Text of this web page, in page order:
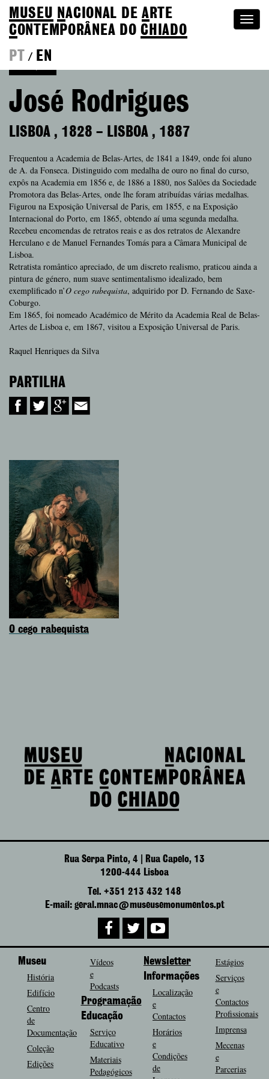
MUSEU NACIONAL DEA RTE
CONTEMPORÂNEA DOCHIADO
PT
/ EN
José Rodrigues
LISBOA , 1828 – LISBOA , 1887
Frequentou a Academia de Belas-Artes, de 1841 a 1849, onde foi aluno
de A. da Fonseca. Distinguido com medalha de ouro no final do curso,
expôs na Academia em 1856 e, de 1886 a 1880, nos Salões da Sociedade
Promotora das Belas-Artes, onde lhe foram atribuídas várias medalhas.
Figurou na Exposição Universal de Paris, em 1855, e na Exposição
Internacional do Porto, em 1865, obtendo aí uma segunda medalha.
Recebeu encomendas de retratos reais e as dos retratos de Alexandre
Herculano e de Manuel Fernandes Tomás para a Câmara Municipal de
Lisboa.
Retratista romântico apreciado, de um discreto realismo, praticou ainda a
pintura de género, num suave sentimentalismo idealizado, bem
exemplificado n’O cego rabequista, adquirido por D. Fernando de Saxe-
Coburgo.
Em 1865, foi nomeado Académico de Mérito da Academia Real de Belas-
Artes de Lisboa e, em 1867, visitou a Exposição Universal de Paris.
Raquel Henriques da Silva
PARTILHA
O cego rabequista
Rua Serpa Pinto, 4 | Rua Capelo, 13
1200-444 Lisboa
Tel. +351 213 432 148
E-mail: geral.mnac@museusemonumentos.pt
Museu
História
Edifício
Centro
de
Documentação
Coleção
Edições
Vídeos
e
Podcasts
Programação
Educação
Serviço
Educativo
Materiais
Pedagógicos
Newsletter
Informações
Localização
e
Contactos
Horários
e
Condições
de
Estágios
Serviços
e
Contactos
Profissionais
Imprensa
Mecenas
e
Parcerias